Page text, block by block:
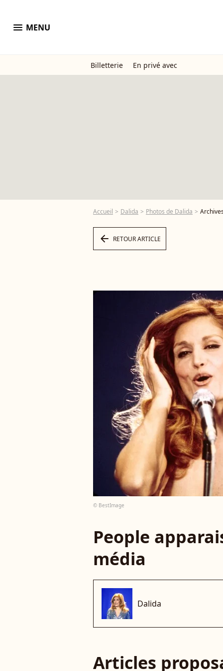
menu MENU
Billetterie En privé avec
Accueil Dalida Photos de Dalida
arrow_left RETOUR ARTICLE
© BestImage
People
média
Dalida
Articles